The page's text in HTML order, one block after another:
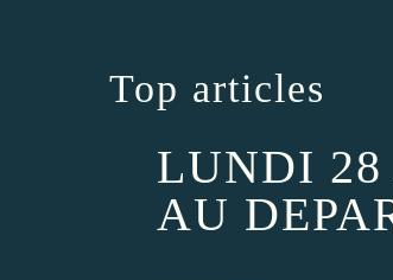
Top articles
LUNDI 28
AU